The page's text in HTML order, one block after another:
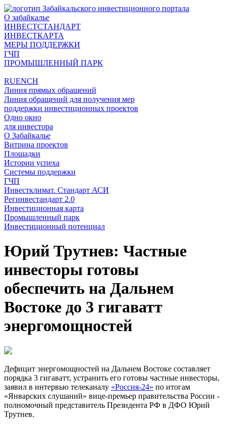
О забайкалье
ИНВЕСТСТАНДАРТ
ИНВЕСТКАРТА
МЕРЫ ПОДДЕРЖКИ
ГЧП
ПРОМЫШЛЕННЫЙ ПАРК
RUENCH
Линия прямых обращений
Линия обращений для получения мер
поддержки инвестиционных проектов
Одно окно
для инвестора
О Забайкалье
Витрина проектов
Площадки
Истории успеха
Системы поддержки
ГЧП
Инвестклимат. Стандарт АСИ
Регинвестандарт 2.0
Инвестиционная карта
Промышленный парк
Инвестиционный потенциал
Юрий Трутнев: Частные
инвесторы готовы
обеспечить на Дальнем
Востоке до 3 гигаватт
энергомощностей
Дефицит энергомощностей на Дальнем Востоке составляет
порядка 3 гигаватт, устранить его готовы частные инвесторы,
заявил в интервью телеканалу «Россия-24» по итогам
«Январских слушаний» вице-премьер правительства России -
полномочный представитель Президента РФ в ДФО Юрий
Трутнев.